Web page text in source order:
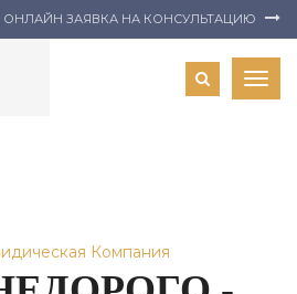
ОНЛАЙН ЗАЯВКА НА КОНСУЛЬТАЦИЮ
Компания